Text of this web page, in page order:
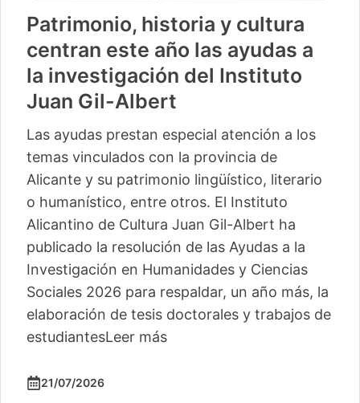
Patrimonio, historia y cultura
centran este año las ayudas a
la investigación del Instituto
Juan Gil-Albert
Las ayudas prestan especial atención a los
temas vinculados con la provincia de
Alicante y su patrimonio lingüístico, literario
o humanístico, entre otros. El Instituto
Alicantino de Cultura Juan Gil-Albert ha
publicado la resolución de las Ayudas a la
Investigación en Humanidades y Ciencias
Sociales 2026 para respaldar, un año más, la
elaboración de tesis doctorales y trabajos de
estudiantesLeer más
21/07/2026